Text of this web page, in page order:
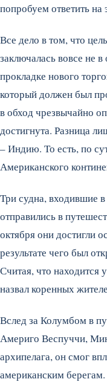
попробуем ответить на
Все дело в том, что
заключалась вовсе не
прокладке нового
который должен был
в обход чрезвычайно
достигнута. Разница
– Индию. То есть, по
Американского
Три судна, входившие
отправились в
октября они достигли
результате чего был
Считая, что находится
назвал коренных
Вслед за Колумбом в
Америго Веспуччи,
архипелага, он смог
американским